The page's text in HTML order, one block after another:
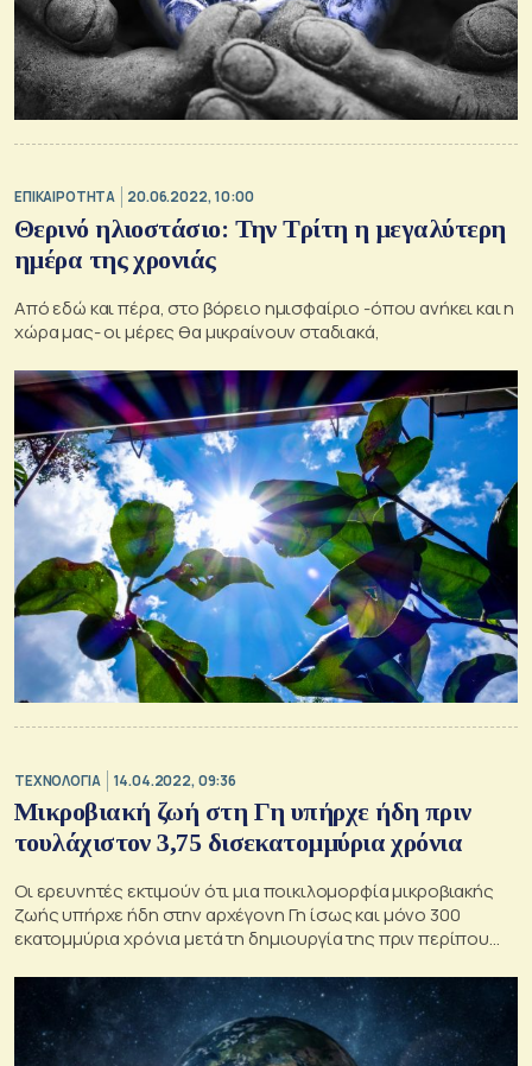
ΕΠΙΚΑΙΡΟΤΗΤΑ 20.06.2022, 10:00
Θερινό ηλιοστάσιο: Την Τρίτη η μεγαλύτερη
ημέρα της χρονιάς
Από εδώ και πέρα, στο βόρειο ημισφαίριο -όπου ανήκει και η
χώρα μας- οι μέρες θα μικραίνουν σταδιακά,
ΤΕΧΝΟΛΟΓΙΑ 14.04.2022, 09:36
Μικροβιακή ζωή στη Γη υπήρχε ήδη πριν
τουλάχιστον 3,75 δισεκατομμύρια χρόνια
Οι ερευνητές εκτιμούν ότι μια ποικιλομορφία μικροβιακής
ζωής υπήρχε ήδη στην αρχέγονη Γη ίσως και μόνο 300
εκατομμύρια χρόνια μετά τη δημιουργία της πριν περίπου